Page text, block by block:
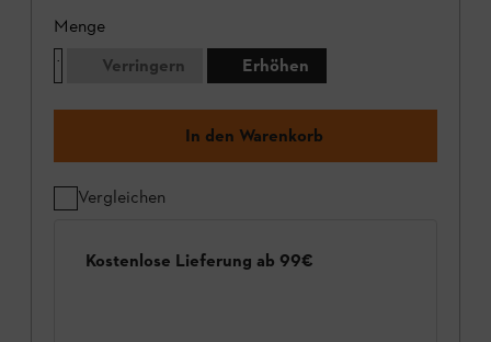
Menge
Verringern
Erhöhen
In den Warenkorb
Vergleichen
Kostenlose Lieferung ab 99€